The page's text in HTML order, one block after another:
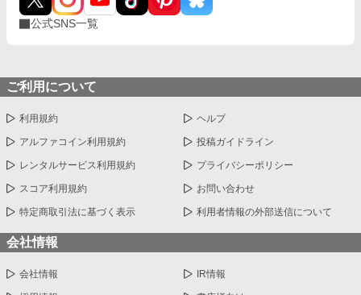
公式SNS一覧
ご利用について
利用規約 ヘルプ
アルファコイン利用規約 投稿ガイドライン
レンタルサービス利用規約 プライバシーポリシー
スコア利用規約 お問い合わせ
特定商取引法に基づく表示 利用者情報の外部送信について
会社情報
会社情報 IR情報